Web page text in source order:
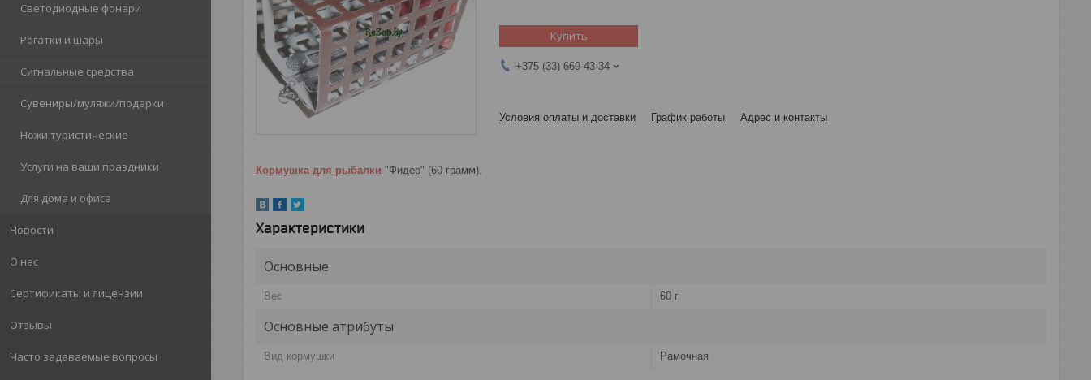
Светодиодные фонари
Рогатки и шары
Сигнальные средства
Сувениры/муляжи/подарки
Ножи туристические
Услуги на ваши праздники
Для дома и офиса
Новости
О нас
Сертификаты и лицензии
Отзывы
Часто задаваемые вопросы
Купить
+375 (33) 669-43-34
Условия оплаты и доставки График работы Адрес и контакты
Кормушка для рыбалки "Фидер" (60 грамм).
Характеристики
Основные
Вес 60 г
Основные атрибуты
Вид кормушки Рамочная